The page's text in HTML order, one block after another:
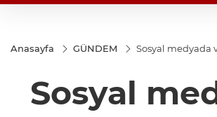
Anasayfa GÜNDEM Sosyal medyada
Sosyal